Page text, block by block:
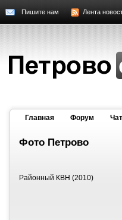
Пишите нам Лента
Главная Форум Чат
Фото Петрово
Районный КВН (2010)